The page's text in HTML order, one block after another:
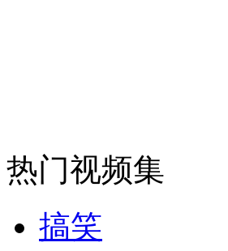
消防员救轻生者 花炮节热闹非凡
热门视频集
搞笑